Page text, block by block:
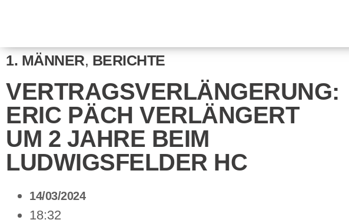
1. MÄNNER, BERICHTE
VERTRAGSVERLÄNGERUNG:
ERIC PÄCH VERLÄNGERT
UM 2 JAHRE BEIM
LUDWIGSFELDER HC
14/03/2024
18:32